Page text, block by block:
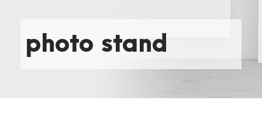
photo stand